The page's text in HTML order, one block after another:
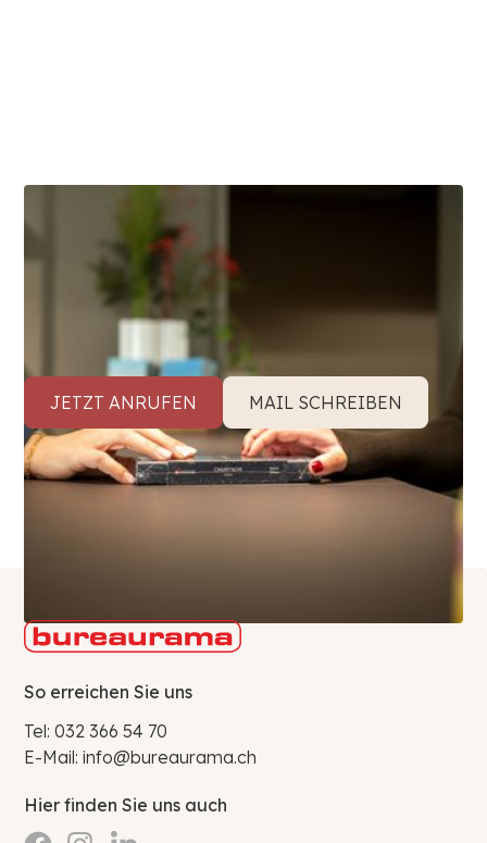
Wir helfen Ihnen
weiter
Bei Fragen oder für weitere Informationen
melden Sie sich gerne bei uns.
JETZT ANRUFEN MAIL SCHREIBEN
So erreichen Sie uns
Tel:032 366 54 70
E-Mail:info@bureaurama.ch
Hier finden Sie uns auch